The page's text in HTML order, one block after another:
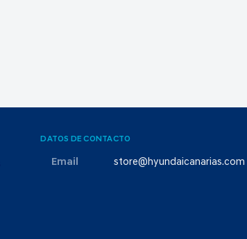
DATOS DE CONTACTO
Email store@hyundaicanarias.com